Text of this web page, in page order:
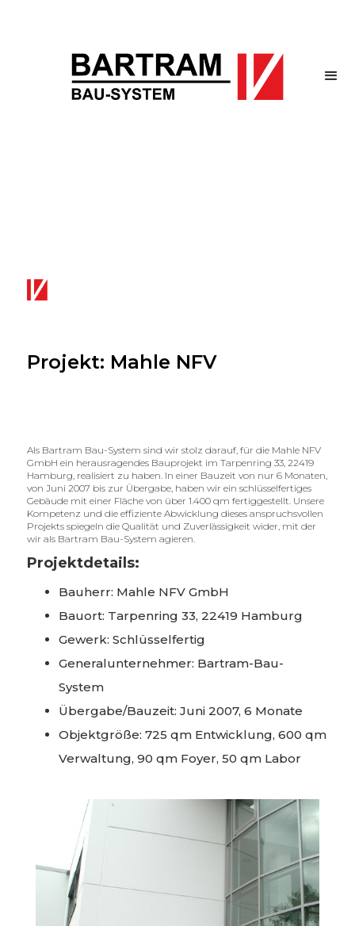
Projekt: Mahle NFV
Als Bartram Bau-System sind wir stolz darauf, für die Mahle NFV
GmbH ein herausragendes Bauprojekt im Tarpenring 33, 22419
Hamburg, realisiert zu haben. In einer Bauzeit von nur 6 Monaten,
von Juni 2007 bis zur Übergabe, haben wir ein schlüsselfertiges
Gebäude mit einer Fläche von über 1.400 qm fertiggestellt. Unsere
Kompetenz und die effiziente Abwicklung dieses anspruchsvollen
Projekts spiegeln die Qualität und Zuverlässigkeit wider, mit der
wir als Bartram Bau-System agieren.
Projektdetails:
Bauherr: Mahle NFV GmbH
Bauort: Tarpenring 33, 22419 Hamburg
Gewerk: Schlüsselfertig
Generalunternehmer: Bartram-Bau-
System
Übergabe/Bauzeit: Juni 2007, 6 Monate
Objektgröße: 725 qm Entwicklung, 600 qm
Verwaltung, 90 qm Foyer, 50 qm Labor